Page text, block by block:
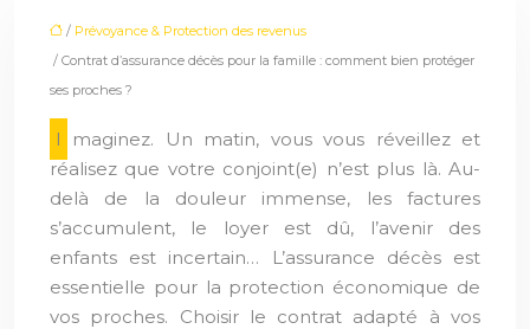
/ Prévoyance & Protection des revenus
/ Contrat d’assurance décès pour la famille : comment bien protéger
ses proches ?
Imaginez. Un matin, vous vous réveillez et
réalisez que votre conjoint(e) n’est plus là. Au-
delà de la douleur immense, les factures
s’accumulent, le loyer est dû, l’avenir des
enfants est incertain… L’assurance décès est
essentielle pour la protection économique de
vos proches. Choisir le contrat adapté à vos